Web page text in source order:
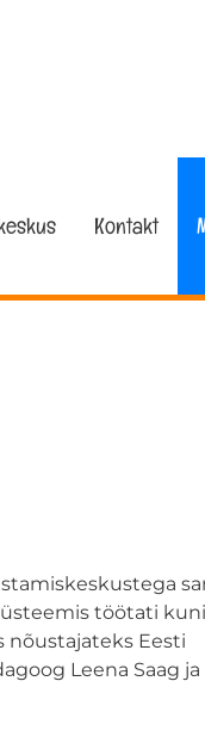
Kontakt
töötati kuni
nõustajateks Eesti
Leena Saag ja